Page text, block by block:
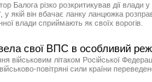
Балога різко розкритикував дії влади у
у якій він вбачає ланку ланцюжка
влади сприймають як своїх ворогів.
свої ВПС в особливий
військовим літаком Російської
повітряні сили країни